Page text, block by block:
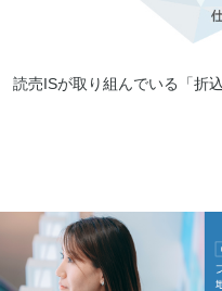
読売ISが取り組んでいる「折